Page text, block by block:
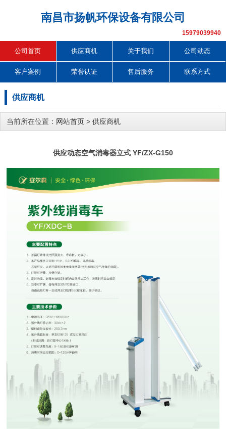
南昌市扬帆环保设备有限公司
15979039940
公司首页 供应商机 关于我们 公司动态
客户案例 荣誉认证 售后服务 联系方式
供应商机
当前所在位置： 网站首页 > 供应商机
供应动态空气消毒器立式 YF/ZX-G150